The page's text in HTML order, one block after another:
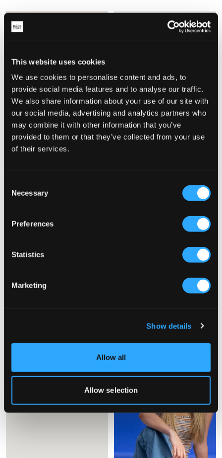
This website uses cookies
We use cookies to personalise content and ads, to
provide social media features and to analyse our traffic.
We also share information about your use of our site with
our social media, advertising and analytics partners who
may combine it with other information that you’ve
provided to them or that they’ve collected from your use
of their services.
Selection
Necessary
Preferences
Statistics
Marketing
Show details
Allow all
Allow selection
DTN21 SLIDE
124,50 kr249 kr
Birkenstock
1 099 kr